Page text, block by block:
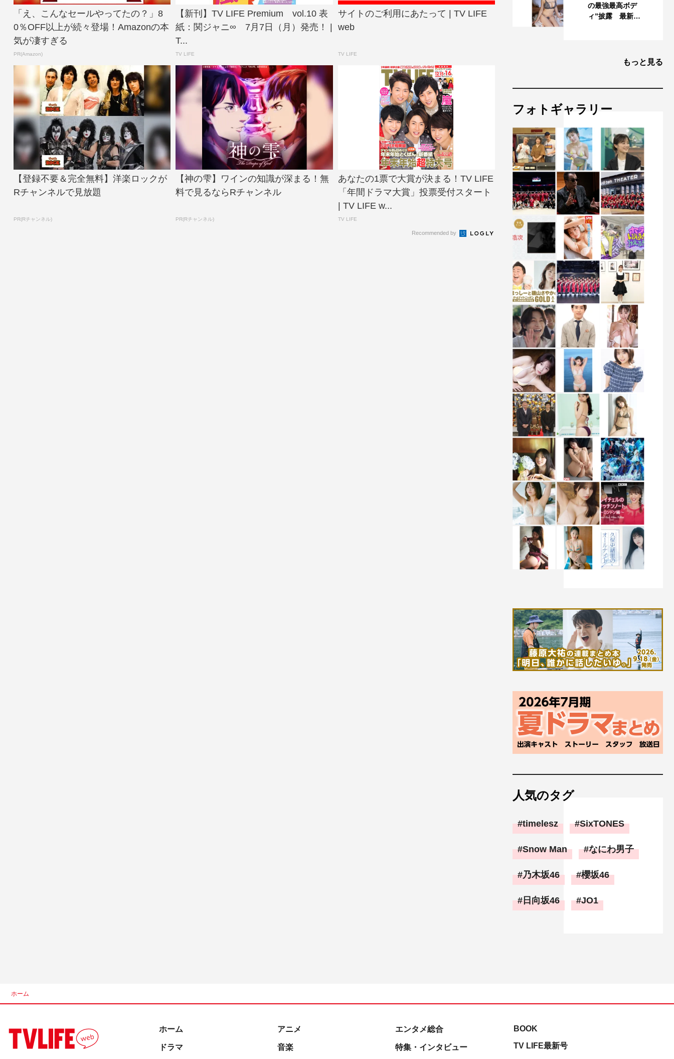
「え、こんなセールやってたの？」8
0％OFF以上が続々登場！Amazonの本
気が凄すぎる
PR(Amazon)
【新刊】TV LIFE Premium vol.10 表
紙：関ジャニ∞ 7月7日（月）発売！ |
T...
TV LIFE
サイトのご利用にあたって | TV LIFE
web
TV LIFE
【登録不要＆完全無料】洋楽ロックが
Rチャンネルで見放題
PR(Rチャンネル)
【神の雫】ワインの知識が深まる！無
料で見るならRチャンネル
PR(Rチャンネル)
あなたの1票で大賞が決まる！TV LIFE
「年間ドラマ大賞」投票受付スタート
| TV LIFE w...
TV LIFE
Recommended by
の最強最高ボデ
ィ”披露 最新…
もっと見る
フォトギャラリー
人気のタグ
timelesz SixTONES
Snow Man なにわ男子
乃木坂46 櫻坂46
日向坂46 JO1
ホーム
ホーム
ドラマ
アニメ
音楽
エンタメ総合
特集・インタビュー
BOOK
TV LIFE最新号